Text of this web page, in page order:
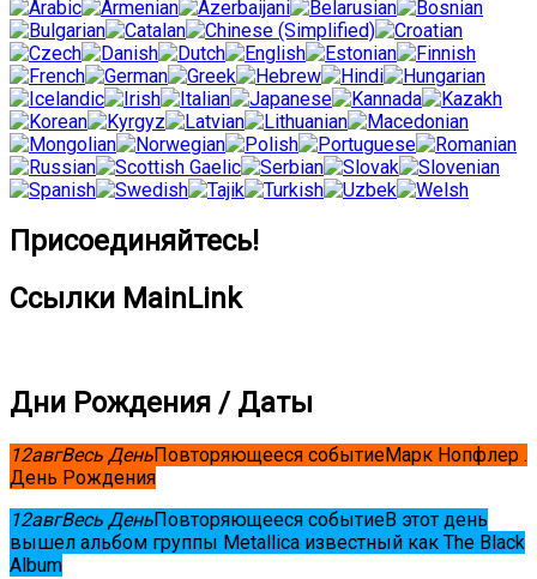
Присоединяйтесь!
Ссылки MainLink
Дни Рождения / Даты
12авгВесь ДеньПовторяющееся событиеМарк Нопфлер .
День Рождения
12авгВесь ДеньПовторяющееся событиеВ этот день
вышел альбом группы Metallica известный как The Black
Album